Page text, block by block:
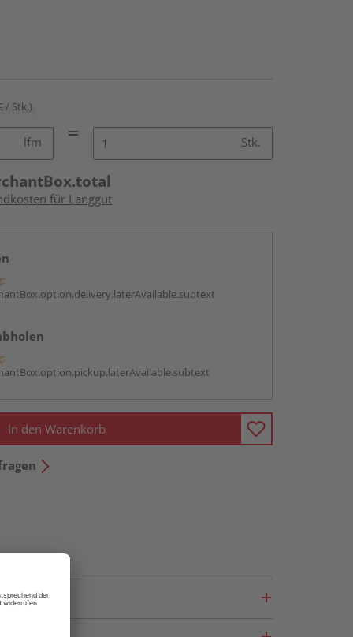
/ Stk.)
lfm Stk.
für Langgut
In den Warenkorb